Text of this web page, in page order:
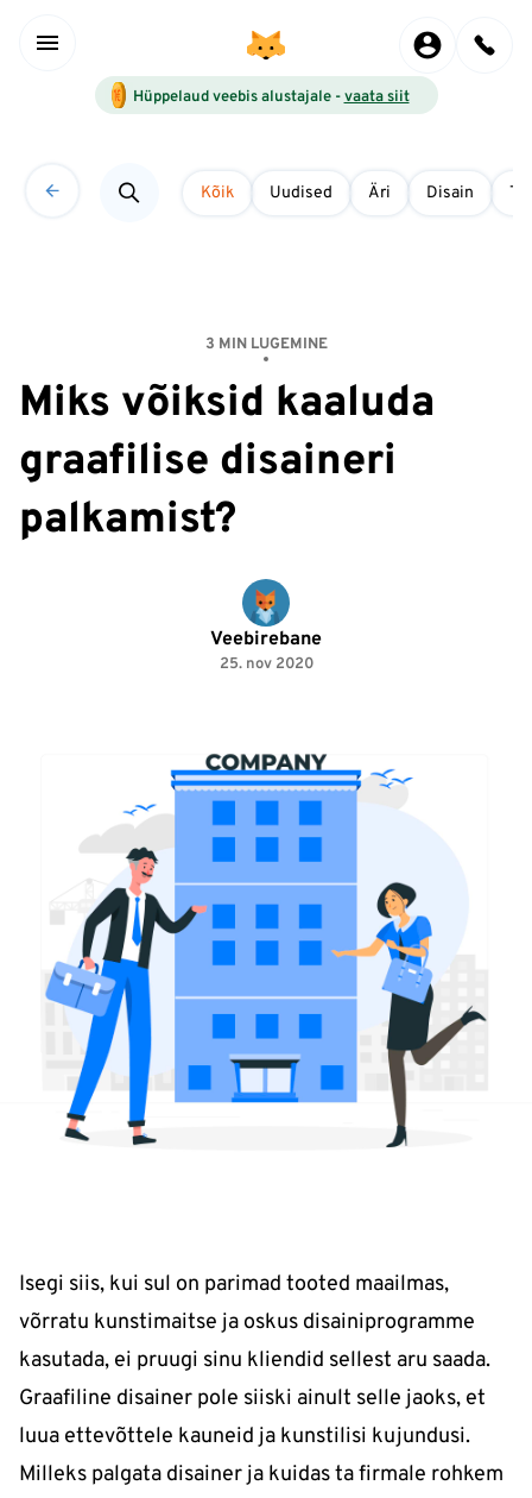
Hüppelaud veebis alustajale -vaata siit
Kõik Uudised Äri Disain
3 MIN LUGEMINE
Miks võiksid kaaluda
graafilise disaineri
palkamist?
Veebirebane
25. nov 2020
Isegi siis, kui sul on parimad tooted maailmas,
võrratu kunstimaitse ja oskus disainiprogramme
kasutada, ei pruugi sinu kliendid sellest aru saada.
Graafiline disainer pole siiski ainult selle jaoks, et
luua ettevõttele kauneid ja kunstilisi kujundusi.
Milleks palgata disainer ja kuidas ta firmale rohkem